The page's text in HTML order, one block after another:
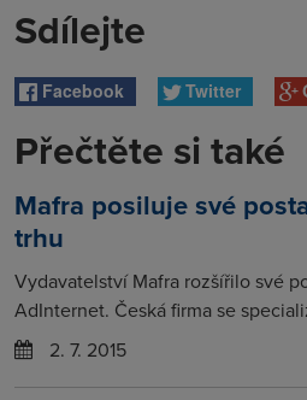
Sdílejte
Facebook Twitter
Přečtěte si také
Mafra posiluje své
trhu
Vydavatelství Mafra rozšířilo své
AdInternet. Česká firma se
2. 7. 2015